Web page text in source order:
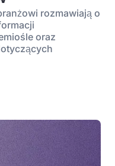
rozmawiają o
oraz